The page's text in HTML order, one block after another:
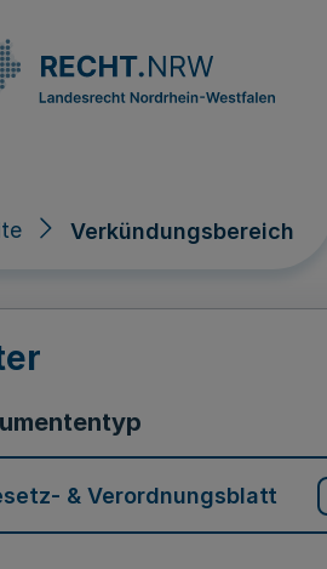
Verkündungsbereich
& Verordnungsblatt